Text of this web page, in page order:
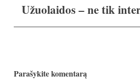
Užuolaidos – ne tik
Parašykite komentarą